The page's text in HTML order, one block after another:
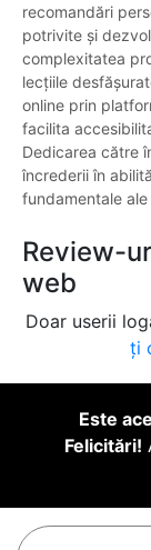
recomandări
potrivite și
complexitatea
lecțiile
online prin
facilita
Dedicarea către
încrederii în
fundamentale
Review-
web
Doar userii
ți
Este
Felicitări!